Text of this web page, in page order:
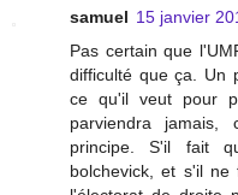
samuel 15 janvier
Pas certain que
difficulté que ça. Un
ce qu'il veut pour
parviendra
principe. S'il fait
bolchevick, et s'il